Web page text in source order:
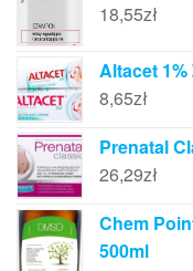
18,55zł
Altacet 1%
8,65zł
Prenatal
26,29zł
Chem
500ml